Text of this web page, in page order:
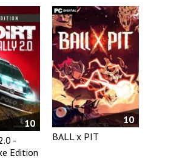
10
-
Edition
10
BALL x PIT